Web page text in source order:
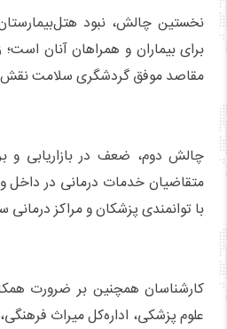
نخستین چالش، نبود
برای بیماران و همراهان آنان
مقاصد موفق گردشگری سلامت نقش
چالش دوم، ضعف در بازاریابی و
متقاضیان خدمات درمانی در داخل
با توانمندی پزشکان و مراکز درمانی
کارشناسان همچنین بر ضرورت
علوم پزشکی، اداره‌کل میراث